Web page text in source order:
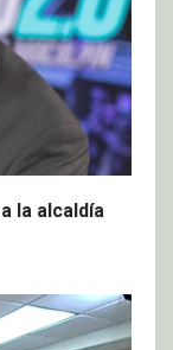
la alcaldía